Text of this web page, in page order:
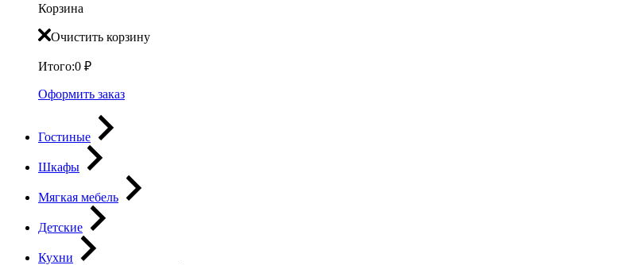
Корзина
Очистить корзину
Итого:0 ₽
Оформить заказ
Гостиные
Шкафы
Мягкая мебель
Детские
Кухни